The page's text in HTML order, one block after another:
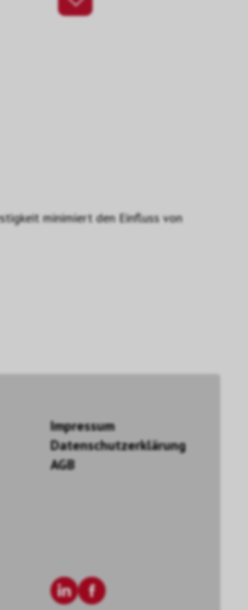
minimiert den Einfluss von
Impressum
Datenschutzerklärung
AGB